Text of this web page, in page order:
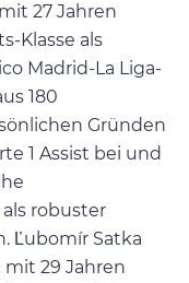
27 Jahren
Klasse als
Madrid-La Liga-
180
Gründen
1 Assist bei und
robuster
Ľubomír Satka
mit 29 Jahren